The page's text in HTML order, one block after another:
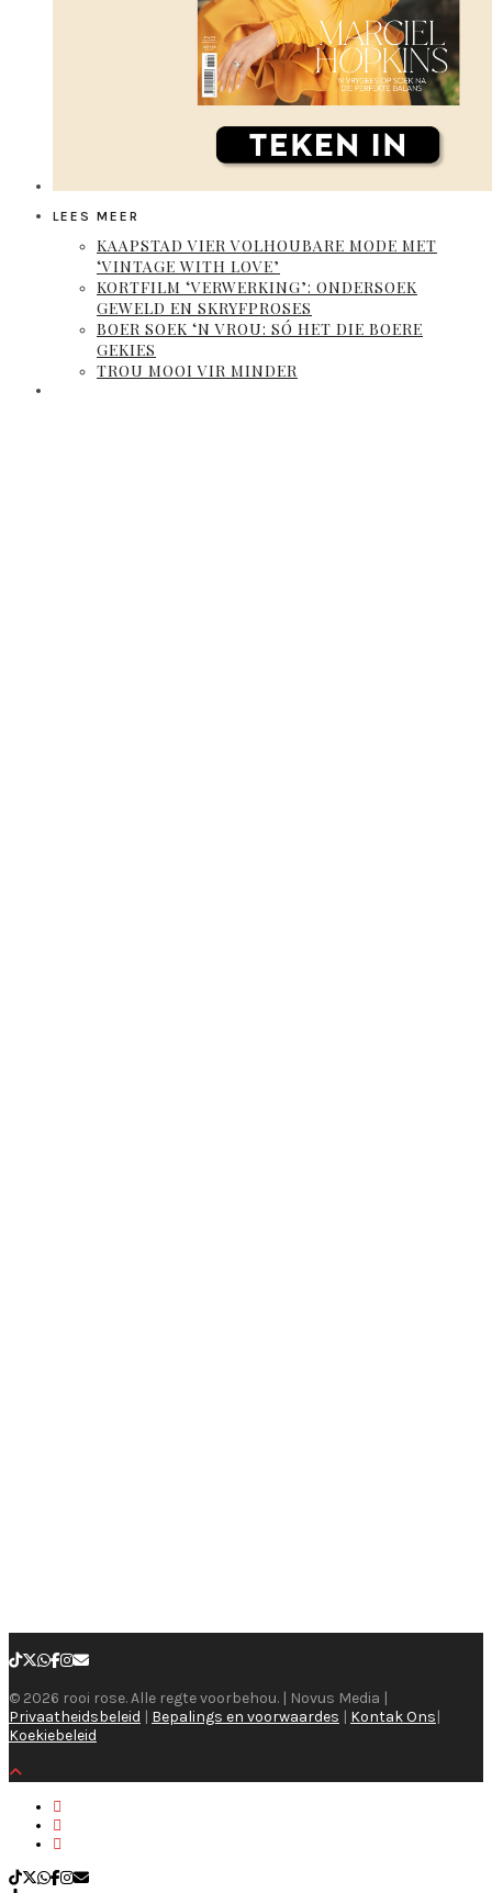
LEES MEER
KAAPSTAD VIER VOLHOUBARE MODE MET
‘VINTAGE WITH LOVE’
KORTFILM ‘VERWERKING’: ONDERSOEK
GEWELD EN SKRYFPROSES
BOER SOEK ‘N VROU: SÓ HET DIE BOERE
GEKIES
TROU MOOI VIR MINDER
© 2026 rooi rose. Alle regte voorbehou. | Novus Media |
Privaatheidsbeleid | Bepalings en voorwaardes | Kontak Ons|
Koekiebeleid